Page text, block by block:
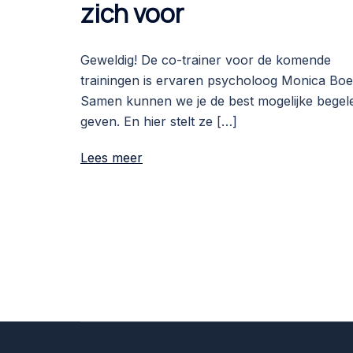
zich voor
Geweldig! De co-trainer voor de komende
trainingen is ervaren psycholoog Monica
Samen kunnen we je de best mogelijke
geven. En hier stelt ze […]
Lees meer